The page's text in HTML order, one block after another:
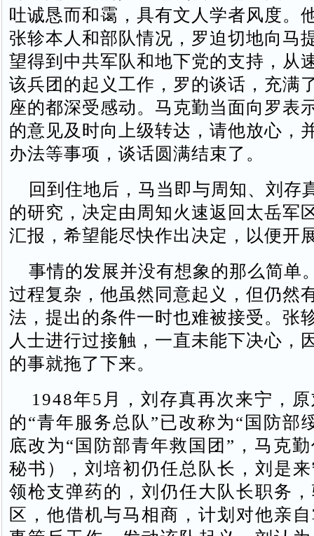
吐诚恳而和霭，具有文人学者风度。
张轸本人和部队情况，罗迫切地向马
望得到中共军队和地下党的支持，从
该兵团的起义工作，罗的谈话，充满
座的都深受感动。马克勤当面向罗表
的意见及时向上级转达，请他放心，
办法等事项，谈话圆满结束了。
回到住地后，马当即与周知、刘存
的研究，决定由周知火速返回太岳军
汇报，希望能尽快作出决定，以便开
事情的发展并没有想象的那么简单
过程复杂，他虽然同意起义，但仍然
法，提出的条件一时也难被接受。张
人士进行过接触，一直未能下决心，
的事就拖了下来。
1948年5月，刘存真再次来宁，原
的“青年服务总队”已改称为“国防部
底改为“国防部青年救国团”，马克
秘书），刘培初仍任总队长，刘是
领枪支弹药的，刘仍任大队长职务
区，他借机与马相商，计划对他亲